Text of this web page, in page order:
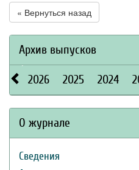
« Вернуться назад
Архив выпусков
2026 2025 2024
О журнале
Сведения